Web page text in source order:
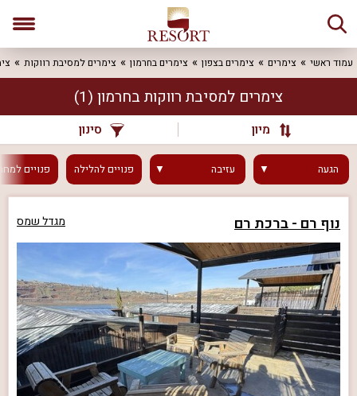
עמוד ראשי צימרים צימרים בצפון צימרים בחרמון צימרים למסיבת רווקות
צימרים למסיבת רווקות בחרמון (1)
מיון סינון
הגעה עזיבה פנוייםלהלילה פנויים
נוף רם - ברכת רם מגדל שמס